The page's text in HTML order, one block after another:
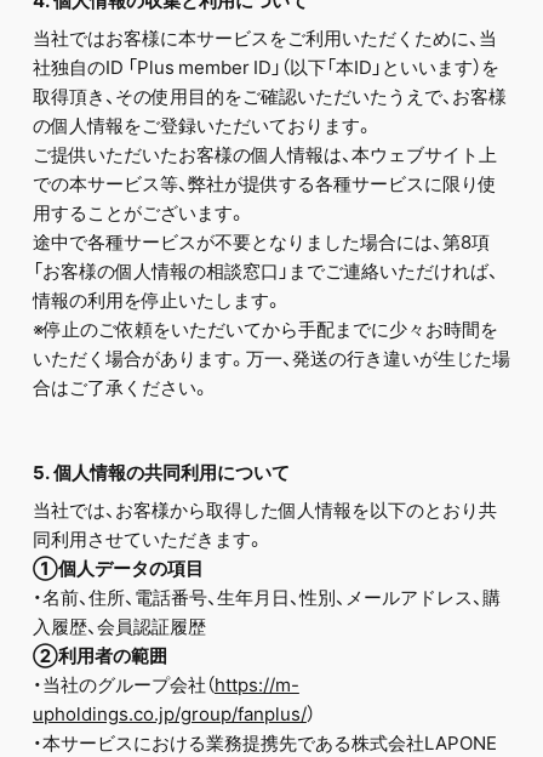
当社ではお客様に本サービスをご利用いただくために、当
社独自のID 「Plus member ID」（以下「本ID」といいます）を
取得頂き、その使用目的をご確認いただいたうえで、お客様
の個人情報をご登録いただいております。
ご提供いただいたお客様の個人情報は、本ウェブサイト上
での本サービス等、弊社が提供する各種サービスに限り使
用することがございます。
途中で各種サービスが不要となりました場合には、第8項
「お客様の個人情報の相談窓口」までご連絡いただければ、
情報の利用を停止いたします。
※停止のご依頼をいただいてから手配までに少々お時間を
いただく場合があります。万一、発送の行き違いが生じた場
合はご了承ください。
5. 個人情報の共同利用について
当社では、お客様から取得した個人情報を以下のとおり共
同利用させていただきます。
①個人データの項目
・名前、住所、電話番号、生年月日、性別、メールアドレス、購
入履歴、会員認証履歴
②利用者の範囲
・当社のグループ会社（https://m-
upholdings.co.jp/group/fanplus/）
・本サービスにおける業務提携先である株式会社LAPONE